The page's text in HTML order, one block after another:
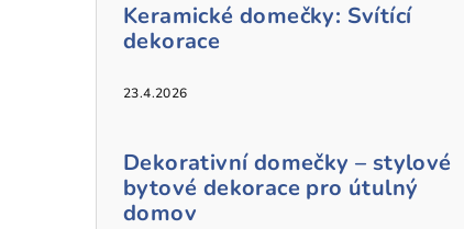
Keramické domečky: Svítící
dekorace
23.4.2026
Dekorativní domečky – stylové
bytové dekorace pro útulný
domov